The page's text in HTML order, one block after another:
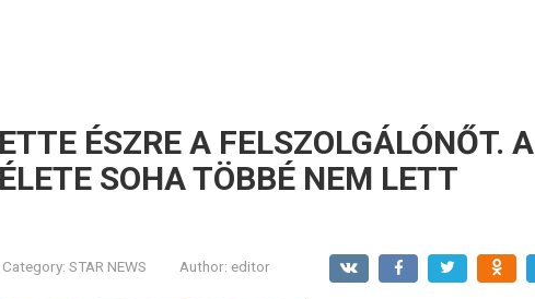
ÉSZRE A FELSZOLGÁLÓNŐT. A
SOHA TÖBBÉ NEM LETT
Category: STAR NEWS Author: editor